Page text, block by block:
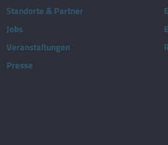
Standorte & Partner
Jobs
Veranstaltungen
Presse